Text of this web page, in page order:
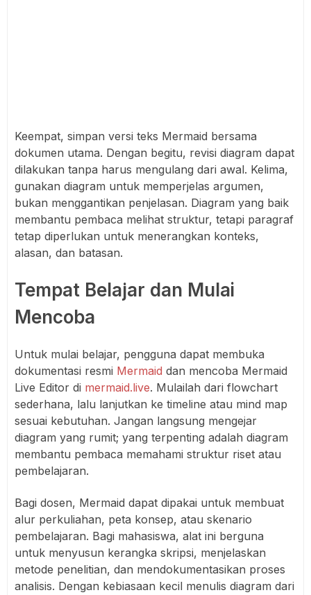
Keempat, simpan versi teks Mermaid bersama
dokumen utama. Dengan begitu, revisi diagram dapat
dilakukan tanpa harus mengulang dari awal. Kelima,
gunakan diagram untuk memperjelas argumen,
bukan menggantikan penjelasan. Diagram yang baik
membantu pembaca melihat struktur, tetapi paragraf
tetap diperlukan untuk menerangkan konteks,
alasan, dan batasan.
Tempat Belajar dan Mulai
Mencoba
Untuk mulai belajar, pengguna dapat membuka
dokumentasi resmi Mermaid dan mencoba Mermaid
Live Editor di mermaid.live. Mulailah dari flowchart
sederhana, lalu lanjutkan ke timeline atau mind map
sesuai kebutuhan. Jangan langsung mengejar
diagram yang rumit; yang terpenting adalah diagram
membantu pembaca memahami struktur riset atau
pembelajaran.
Bagi dosen, Mermaid dapat dipakai untuk membuat
alur perkuliahan, peta konsep, atau skenario
pembelajaran. Bagi mahasiswa, alat ini berguna
untuk menyusun kerangka skripsi, menjelaskan
metode penelitian, dan mendokumentasikan proses
analisis. Dengan kebiasaan kecil menulis diagram dari